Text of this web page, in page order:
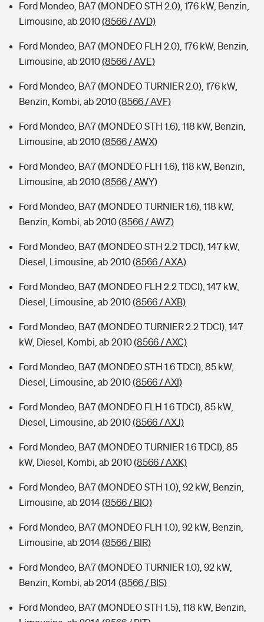
Ford Mondeo, BA7 (MONDEO STH 2.0), 176 kW, Benzin,
Limousine, ab 2010(8566 / AVD)
Ford Mondeo, BA7 (MONDEO FLH 2.0), 176 kW, Benzin,
Limousine, ab 2010(8566 / AVE)
Ford Mondeo, BA7 (MONDEO TURNIER 2.0), 176 kW,
Benzin, Kombi, ab 2010(8566 / AVF)
Ford Mondeo, BA7 (MONDEO STH 1.6), 118 kW, Benzin,
Limousine, ab 2010(8566 / AWX)
Ford Mondeo, BA7 (MONDEO FLH 1.6), 118 kW, Benzin,
Limousine, ab 2010(8566 / AWY)
Ford Mondeo, BA7 (MONDEO TURNIER 1.6), 118 kW,
Benzin, Kombi, ab 2010(8566 / AWZ)
Ford Mondeo, BA7 (MONDEO STH 2.2 TDCI), 147 kW,
Diesel, Limousine, ab 2010(8566 / AXA)
Ford Mondeo, BA7 (MONDEO FLH 2.2 TDCI), 147 kW,
Diesel, Limousine, ab 2010(8566 / AXB)
Ford Mondeo, BA7 (MONDEO TURNIER 2.2 TDCI), 147
kW, Diesel, Kombi, ab 2010(8566 / AXC)
Ford Mondeo, BA7 (MONDEO STH 1.6 TDCI), 85 kW,
Diesel, Limousine, ab 2010(8566 / AXI)
Ford Mondeo, BA7 (MONDEO FLH 1.6 TDCI), 85 kW,
Diesel, Limousine, ab 2010(8566 / AXJ)
Ford Mondeo, BA7 (MONDEO TURNIER 1.6 TDCI), 85
kW, Diesel, Kombi, ab 2010(8566 / AXK)
Ford Mondeo, BA7 (MONDEO STH 1.0), 92 kW, Benzin,
Limousine, ab 2014(8566 / BIQ)
Ford Mondeo, BA7 (MONDEO FLH 1.0), 92 kW, Benzin,
Limousine, ab 2014(8566 / BIR)
Ford Mondeo, BA7 (MONDEO TURNIER 1.0), 92 kW,
Benzin, Kombi, ab 2014(8566 / BIS)
Ford Mondeo, BA7 (MONDEO STH 1.5), 118 kW, Benzin,